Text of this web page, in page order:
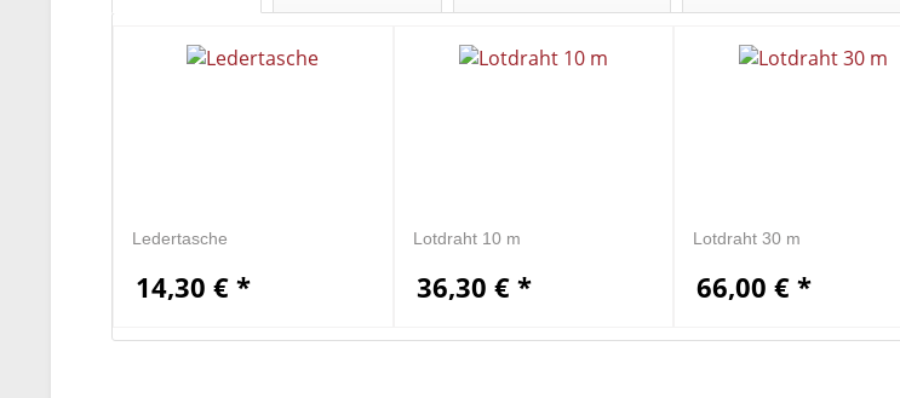
Ledertasche
14,30 € *
Lotdraht 10 m
36,30 € *
Lotdraht 30 m
66,00 € *